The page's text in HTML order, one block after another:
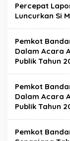
Percepat
Luncurkan Si
Pemkot
Dalam Acara
Publik Tahun
Pemkot
Dalam Acara
Publik Tahun
Pemkot